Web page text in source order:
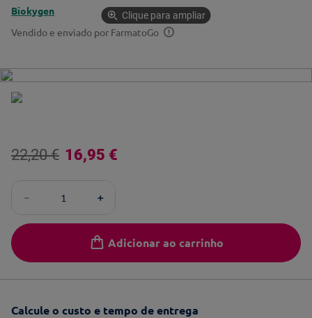
Biokygen
Vendido e enviado por FarmatoGo
Clique para ampliar
22,20 € 16,95 €
＋
－
Adicionar ao carrinho
Calcule o custo e tempo de entrega